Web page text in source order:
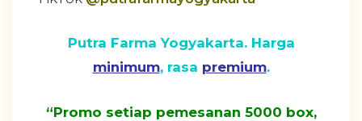
Putra Farma Yogyakarta. Harga
minimum, rasa premium.
“Promo setiap pemesanan 5000 box,